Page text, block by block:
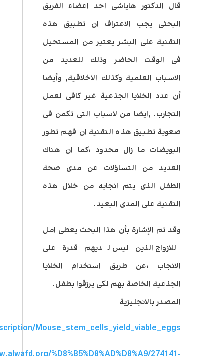
قال الدكتور هاياشى احد اعضاء الفريق
البحثى يجب الاعتراف ان تطبيق هذه
التقنية على البشر يعتير من المستحيل
فى الوقت الحاضر وذلك للعديد من
الاسباب العلمية وكذلك الاخلاقية, وأيضا
أن عدد الخلايا الجذعية غير كافى لعمل
التجارب. ,ايضا من لاسباب التى تكمن فى
صعوبة تطبيق هذه التقنية ان فهم تطور
البويضات ما زال محدود ،كما ان هناك
العديد من التساؤلات عن مدى صحة
الطفل الذى يتم انجابه من خلال هذه
التقنية على المدى البعيد.
وقد تم الإشارة بأن هذا البحث يعطى امل
للازواج الذين ليس لديهم قدرة على
الانجاب ،عن طريق استخدام الخلايا
الجذعية الخاصة بهم لكى يرزقوا بطفل.
المصدر بالانجليزية
Mouse_stem_cells_yield_viable_eggs